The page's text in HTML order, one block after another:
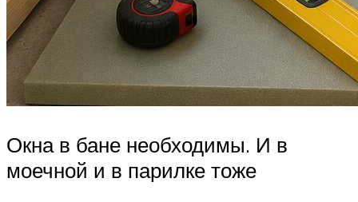
Окна в бане необходимы. И в
моечной и в парилке тоже